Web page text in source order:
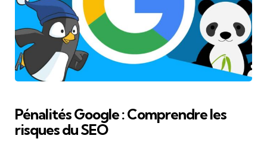
Pénalités Google : Comprendre les
risques du SEO